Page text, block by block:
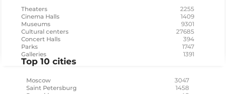
Theaters 2255
Cinema Halls 1409
Museums 9301
Cultural centers 27685
Concert Halls 394
Parks 1747
Galleries 1391
Top 10 cities
Moscow 3047
Saint Petersburg 1458